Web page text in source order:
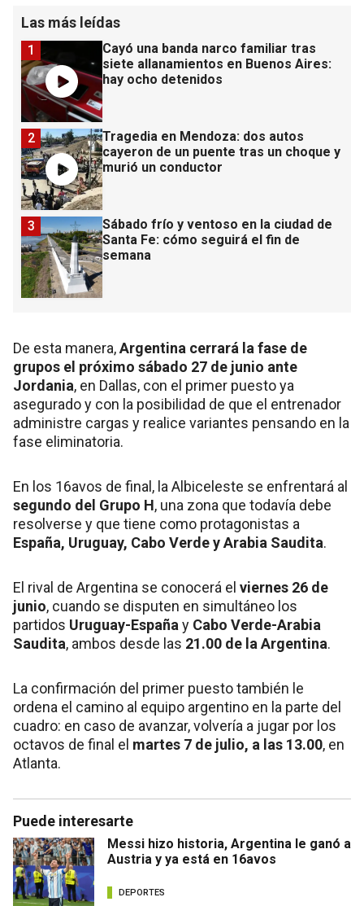
Las más leídas
Cayó una banda narco familiar tras
siete allanamientos en Buenos Aires:
hay ocho detenidos
1
Tragedia en Mendoza: dos autos
cayeron de un puente tras un choque y
murió un conductor
2
Sábado frío y ventoso en la ciudad de
Santa Fe: cómo seguirá el fin de
semana
3
De esta manera,Argentina cerrará la fase de
grupos el próximo sábado 27 de junio ante
Jordania, en Dallas, con el primer puesto ya
asegurado y con la posibilidad de que el entrenador
administre cargas y realice variantes pensando en la
fase eliminatoria.
En los 16avos de final, la Albiceleste se enfrentará al
segundo del Grupo H, una zona que todavía debe
resolverse y que tiene como protagonistas a
España, Uruguay, Cabo Verde y Arabia Saudita.
El rival de Argentina se conocerá el viernes 26 de
junio, cuando se disputen en simultáneo los
partidos Uruguay-España y Cabo Verde-Arabia
Saudita, ambos desde las 21.00 de la Argentina.
La confirmación del primer puesto también le
ordena el camino al equipo argentino en la parte del
cuadro: en caso de avanzar, volvería a jugar por los
octavos de final el martes 7 de julio, a las 13.00, en
Atlanta.
Puede interesarte
Messi hizo historia, Argentina le ganó a
Austria y ya está en 16avos
DEPORTES